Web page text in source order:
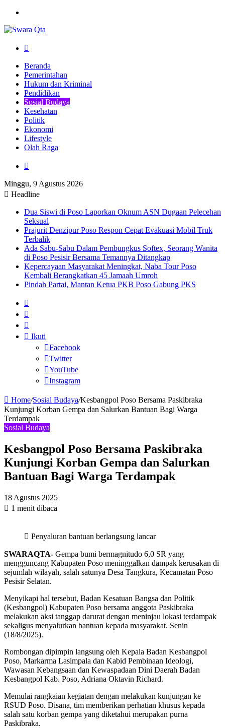
Beranda
Pemerintahan
Hukum dan Kriminal
Pendidikan
Sosial Budaya
Kesehatan
Politik
Ekonomi
Lifestyle
Olah Raga
Minggu, 9 Agustus 2026
Headline
Dua Siswi di Poso Laporkan Oknum ASN Dugaan Pelecehan
Seksual
Prajurit Denzipur Poso Respon Cepat Evakuasi Mobil Truk
Terbalik
Ada Sabu-Sabu Dalam Pembungkus Softex, Seorang Wanita
di Poso Pesisir Bersama Temannya Ditangkap
Kepercayaan Masyarakat Meningkat, Naba Tour Poso
Kembali Berangkatkan 45 Jamaah Umroh
Pindah Partai, Mantan Ketua PKB Poso Gabung PKS
In
Ikuti
Facebook
Twitter
YouTube
Instagram
Home/Sosial Budaya/Kesbangpol Poso Bersama Paskibraka
Kunjungi Korban Gempa dan Salurkan Bantuan Bagi Warga
Terdampak
Sosial Budaya
Kesbangpol Poso Bersama Paskibraka
Kunjungi Korban Gempa dan Salurkan
Bantuan Bagi Warga Terdampak
18 Agustus 2025
1 menit dibaca
Penyaluran bantuan berlangsung lancar
SWARAQTA- Gempa bumi bermagnitudo 6,0 SR yang
mengguncang Kabupaten Poso meninggalkan dampak kerusakan di
sejumlah wilayah, salah satunya Desa Tangkura, Kecamatan Poso
Pesisir Selatan.
Menyikapi hal tersebut, Badan Kesatuan Bangsa dan Politik
(Kesbangpol) Kabupaten Poso bersama anggota Paskibraka
melakukan aksi tanggap darurat dengan meninjau lokasi terdampak
sekaligus menyalurkan bantuan kepada masyarakat. Senin
(18/8/2025).
Rombongan dipimpin langsung oleh Kepala Badan Kesbangpol
Poso, Markarma Lasimpala dan Kabid Pembinaan Ideologi,
Wawasan Kebangsaan dan Kewaspadaan Dini Daerah Badan
Kesbangpol Kab. Poso, Adriana Oktavin Richard.
Memulai rangkaian kegiatan dengan melakukan kunjungan ke
RSUD Poso. Disana, tim memberikan perhatian khusus kepada
salah satu korban gempa yang diketahui merupakan purna
Paskibraka.